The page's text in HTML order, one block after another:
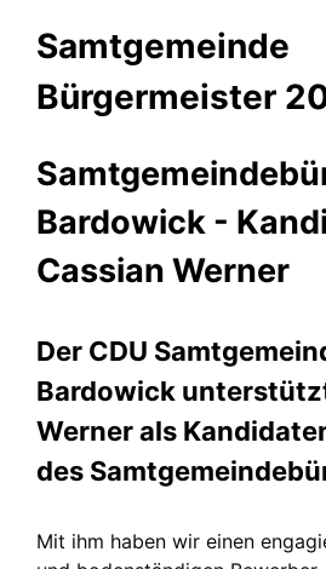
Samtgemeinde
Bürgermeister
Bardowick -
Cassian Werner
Der CDU
Bardowick
Werner als
des
Mit ihm haben wir einen